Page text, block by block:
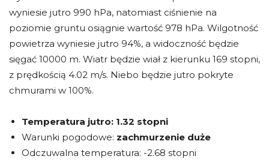
wyniesie jutro 990 hPa, natomiast ciśnienie na
poziomie gruntu osiągnie wartość 978 hPa. Wilgotność
powietrza wyniesie jutro 94%, a widoczność będzie
sięgać 10000 m. Wiatr będzie wiał z kierunku 169 stopni,
z prędkością 4.02 m/s. Niebo będzie jutro pokryte
chmurami w 100%.
Temperatura jutro: 1.32 stopni
Warunki pogodowe: zachmurzenie duże
Odczuwalna temperatura: -2.68 stopni